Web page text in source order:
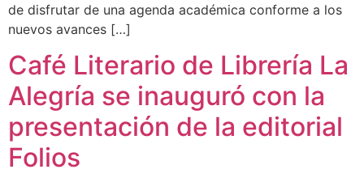
de disfrutar de una agenda académica conforme a los
nuevos avances […]
Café Literario de Librería La
Alegría se inauguró con la
presentación de la editorial
Folios